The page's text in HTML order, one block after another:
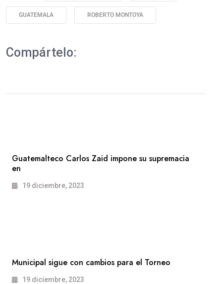
GUATEMALA ROBERTO MONTOYA
Compártelo:
Guatemalteco Carlos Zaid impone su supremacia
en
19 diciembre, 2023
Municipal sigue con cambios para el Torneo
19 diciembre, 2023